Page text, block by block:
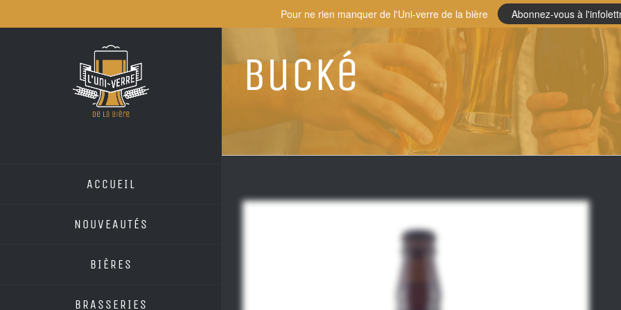
to
ACCUEIL
NOUVEAUTÉS
BIÈRES
BRASSERIES
Bucké
Pour ne rien manquer de l'Uni-verre de la bière Abonnez-vous à